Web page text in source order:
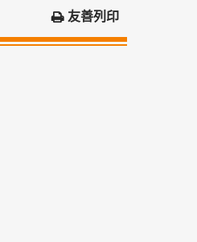
友善列印